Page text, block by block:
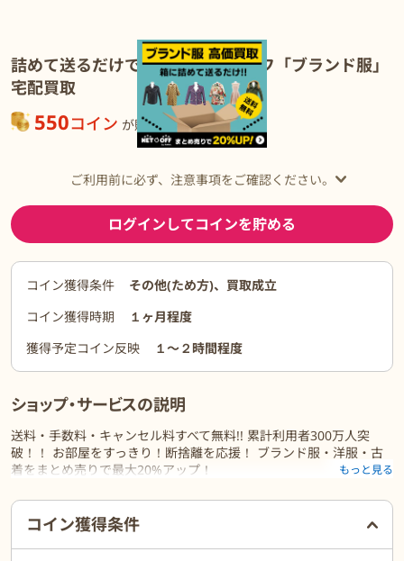
詰めて送るだけで現金化 ネットオフ「ブランド服」
宅配買取
550コイン が貯まる
ご利用前に必ず、注意事項をご確認ください。
ログインしてコインを貯める
コイン獲得条件
その他(ため方)、買取成立
コイン獲得時期
１ヶ月程度
獲得予定コイン反映
１〜２時間程度
ショップ・サービスの説明
送料・手数料・キャンセル料すべて無料!! 累計利用者300万人突
破！！ お部屋をすっきり！断捨離を応援！ ブランド服・洋服・古
着をまとめ売りで最大20%アップ！
もっと見る
ご利用前に必ずお読みください
コイン獲得条件